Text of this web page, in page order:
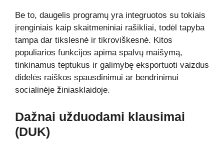
Be to, daugelis programų yra integruotos su tokiais
įrenginiais kaip skaitmeniniai rašikliai, todėl tapyba
tampa dar tikslesnė ir tikroviškesnė. Kitos
populiarios funkcijos apima spalvų maišymą,
tinkinamus teptukus ir galimybę eksportuoti vaizdus
didelės raiškos spausdinimui ar bendrinimui
socialinėje žiniasklaidoje.
Dažnai užduodami klausimai
(DUK)